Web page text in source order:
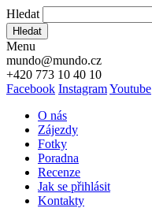
Hledat
Hledat
Menu
mundo@mundo.cz
+420 773 10 40 10
Facebook InstagramYoutube
O nás
Zájezdy
Fotky
Poradna
Recenze
Jak se přihlásit
Kontakty